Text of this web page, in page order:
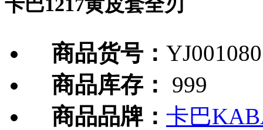
卡巴1217黄皮套全刃
商品货号： YJ001080
商品库存：
999
商品品牌： 卡巴